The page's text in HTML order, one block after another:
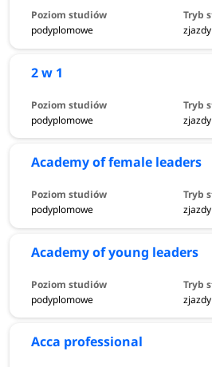
podyplomowe zjazdy
2 w 1
podyplomowe zjazdy
Academy of female leaders
podyplomowe zjazdy
Academy of young leaders
podyplomowe zjazdy
Acca professional